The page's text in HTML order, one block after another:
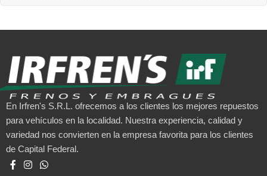
En Irfren's S.R.L. ofrecemos a los clientes los mejores repuestos
para vehículos en la localidad. Nuestra experiencia, calidad y
variedad nos convierten en la empresa favorita para los clientes
de Capital Federal.